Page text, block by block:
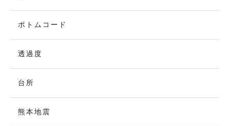
ボトムコード
透過度
台所
熊本地震